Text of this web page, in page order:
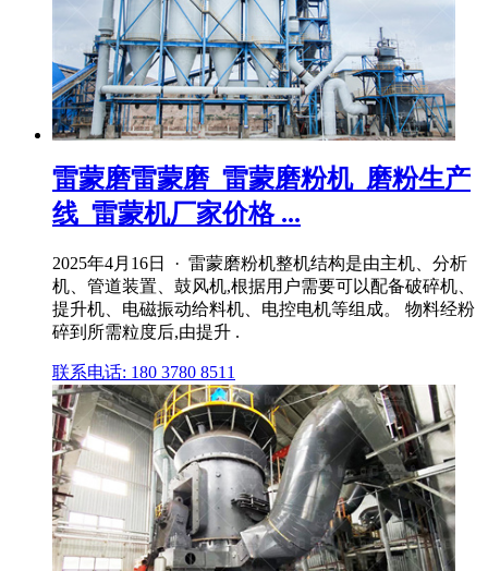
雷蒙磨雷蒙磨_雷蒙磨粉机_磨粉生产
线_雷蒙机厂家价格 ...
2025年4月16日 · 雷蒙磨粉机整机结构是由主机、分析
机、管道装置、鼓风机,根据用户需要可以配备破碎机、
提升机、电磁振动给料机、电控电机等组成。 物料经粉
碎到所需粒度后,由提升 .
联系电话: 180 3780 8511